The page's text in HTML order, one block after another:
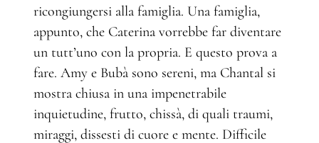
ricongiungersi alla famiglia. Una famiglia,
appunto, che Caterina vorrebbe far diventare
un tutt’uno con la propria. E questo prova a
fare. Amy e Bubà sono sereni, ma Chantal si
mostra chiusa in una impenetrabile
inquietudine, frutto, chissà, di quali traumi,
miraggi, dissesti di cuore e mente. Difficile